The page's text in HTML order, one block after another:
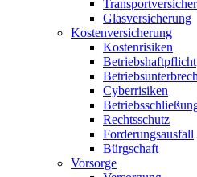
Glasversicherung
Kostenversicherung
Kostenrisiken
Betriebshaftpflicht
Cyberrisiken
Rechtsschutz
Forderungsausfall
Bürgschaft
Vorsorge